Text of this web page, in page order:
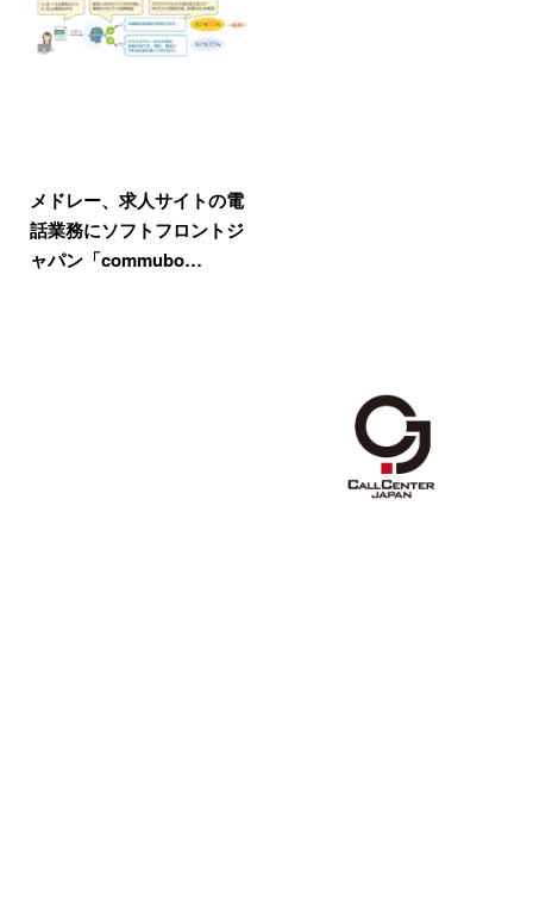
メドレー、求人サイトの電
話業務にソフトフロントジ
ャパン「commubo…